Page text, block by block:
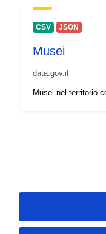
CSV JSON
Musei
data.gov.it
Musei nel territorio